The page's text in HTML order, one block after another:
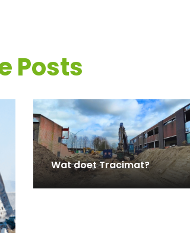
Posts
Wat doet Tracimat?